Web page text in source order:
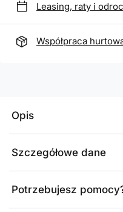
Leasing, raty i
Współpraca
Opis
Szczegółowe dane
Potrzebujesz